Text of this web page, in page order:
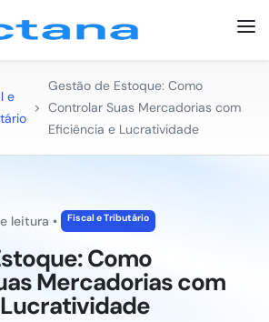
e
>
Gestão de Estoque: Como
Controlar Suas Mercadorias com
Eficiência e Lucratividade
leitura • Fiscal e Tributário
Como
Mercadorias com